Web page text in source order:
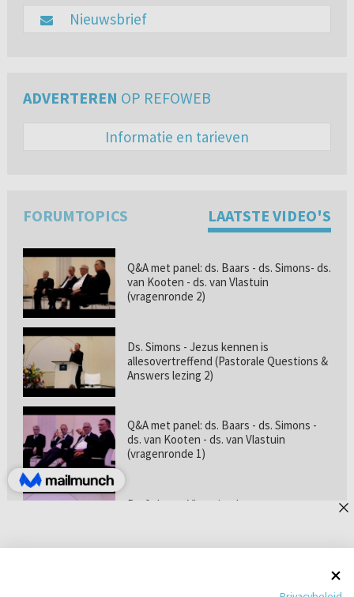
Nieuwsbrief
ADVERTEREN OP REFOWEB
Informatie en tarieven
FORUMTOPICS LAATSTE VIDEO'S
Q&A met panel: ds. Baars - ds. Simons- ds.
van Kooten - ds. van Vlastuin
(vragenronde 2)
Ds. Simons - Jezus kennen is
allesovertreffend (Pastorale Questions &
Answers lezing 2)
Q&A met panel: ds. Baars - ds. Simons -
ds. van Kooten - ds. van Vlastuin
(vragenronde 1)
Prof. dr. van Vlastuin - Is